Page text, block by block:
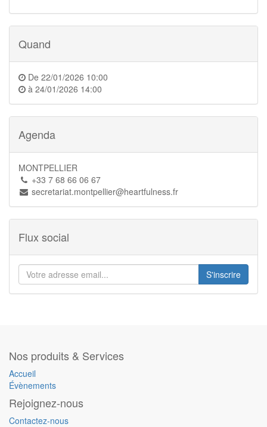
Quand
De 22/01/2026 10:00
à 24/01/2026 14:00
Agenda
MONTPELLIER
+33 7 68 66 06 67
secretariat.montpellier@heartfulness.fr
Flux social
S'inscrire
Nos produits & Services
Accueil
Évènements
Rejoignez-nous
Contactez-nous